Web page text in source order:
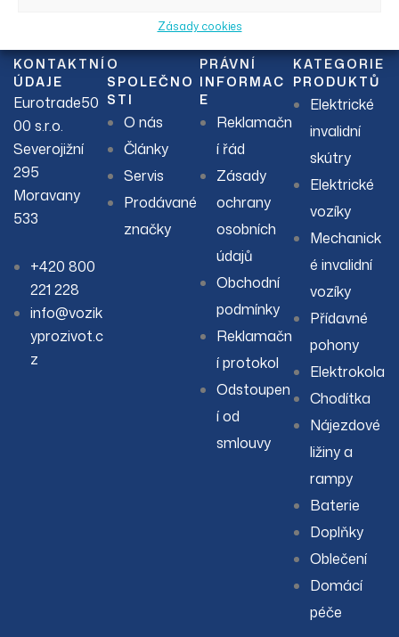
Zásady cookies
KONTAKTNÍ
ÚDAJE
Eurotrade50
00 s.r.o.
Severojižní
295
Moravany
533
+420 800
221 228
info@vozik
yprozivot.c
z
O
SPOLEČNO
STI
O nás
Články
Servis
Prodávané
značky
PRÁVNÍ
INFORMAC
E
Reklamačn
í řád
Zásady
ochrany
osobních
údajů
Obchodní
podmínky
Reklamačn
í protokol
Odstoupen
í od
smlouvy
KATEGORIE
PRODUKTŮ
Elektrické
invalidní
skútry
Elektrické
vozíky
Mechanick
é invalidní
vozíky
Přídavné
pohony
Elektrokola
Chodítka
Nájezdové
ližiny a
rampy
Baterie
Doplňky
Oblečení
Domácí
péče